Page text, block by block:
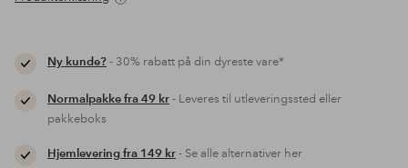
Ny kunde?- 30% rabatt på din dyreste vare*
Normalpakke fra 49 kr- Leveres til utleveringssted eller
pakkeboks
Hjemlevering fra 149 kr- Se alle alternativer her